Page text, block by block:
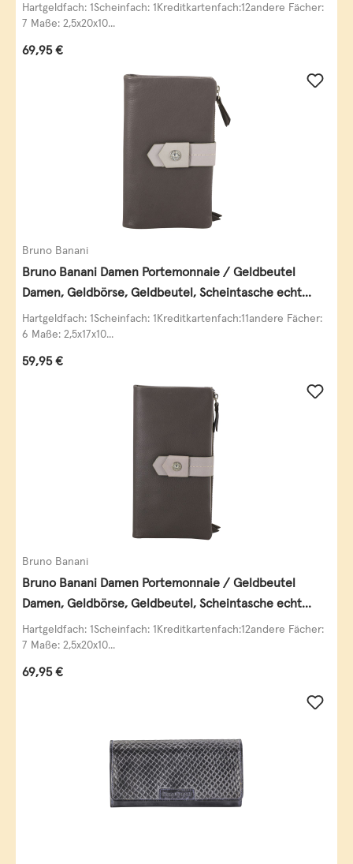
Hartgeldfach: 1Scheinfach: 1Kreditkartenfach:12andere Fächer:
7 Maße: 2,5x20x10...
Regulärer Preis:
69,95 €
Bruno Banani
Bruno Banani Damen Portemonnaie / Geldbeutel
Damen, Geldbörse, Geldbeutel, Scheintasche echt
Leder
Hartgeldfach: 1Scheinfach: 1Kreditkartenfach:11andere Fächer:
6 Maße: 2,5x17x10...
Regulärer Preis:
59,95 €
Bruno Banani
Bruno Banani Damen Portemonnaie / Geldbeutel
Damen, Geldbörse, Geldbeutel, Scheintasche echt
Leder
Hartgeldfach: 1Scheinfach: 1Kreditkartenfach:12andere Fächer:
7 Maße: 2,5x20x10...
Regulärer Preis:
69,95 €